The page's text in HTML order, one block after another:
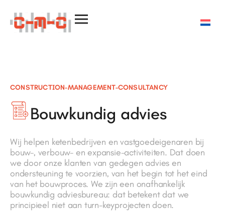
CONSTRUCTION-MANAGEMENT-CONSULTANCY
Bouwkundig advies
Wij helpen ketenbedrijven en vastgoedeigenaren bij
bouw-, verbouw- en expansie-activiteiten. Dat doen
we door onze klanten van gedegen advies en
ondersteuning te voorzien, van het begin tot het eind
van het bouwproces. We zijn een onafhankelijk
bouwkundig adviesbureau: dat betekent dat we
principieel niet aan turn-keyprojecten doen.